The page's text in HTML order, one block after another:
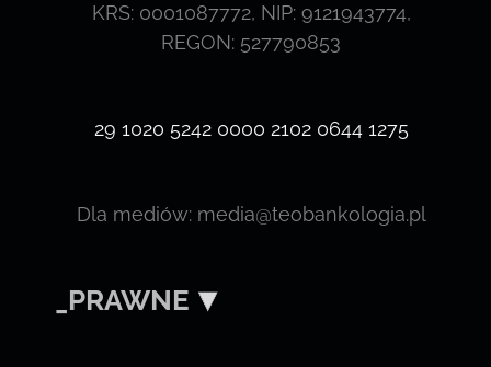
KRS: 0001087772, NIP: 9121943774,
REGON: 527790853
29 1020 5242 0000 2102 0644 1275
Dla mediów: media@teobankologia.pl
_PRAWNE